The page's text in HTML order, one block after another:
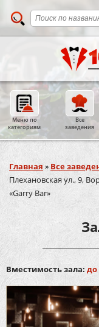
Меню по
категориям
Все
заведения
Вы здесь
Главная » Все
Плехановская ул., 9,
«Garry Bar»
Вместимость зала: до